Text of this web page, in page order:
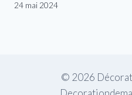
24 mai 2024
© 2026